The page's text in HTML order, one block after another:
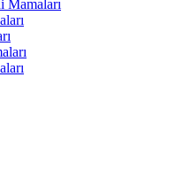
Mamaları